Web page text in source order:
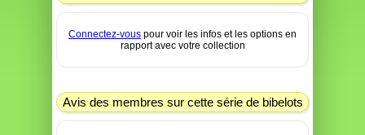
Connectez-vous pour voir les infos et les options en
rapport avec votre collection
Avis des membres sur cette série de bibelots